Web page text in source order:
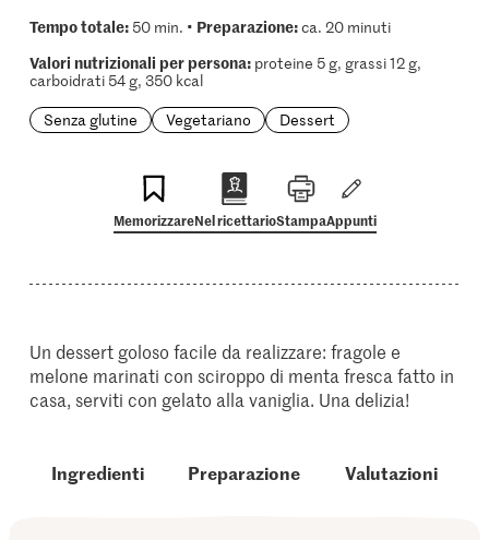
Tempo totale:50 min. • Preparazione:ca. 20 minuti
Valori nutrizionali per persona:proteine 5 g, grassi 12 g,
carboidrati 54 g, 350 kcal
Senza glutine
Vegetariano Dessert
MemorizzareNel ricettarioStampaAppunti
Un dessert goloso facile da realizzare: fragole e
melone marinati con sciroppo di menta fresca fatto in
casa, serviti con gelato alla vaniglia. Una delizia!
Ingredienti Preparazione Valutazioni